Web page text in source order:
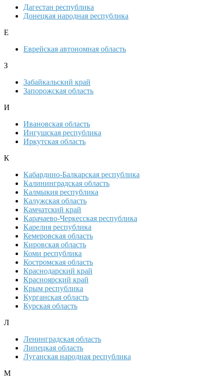
Дагестан республика
Донецкая народная республика
Е
Еврейская автономная область
З
Забайкальский край
Запорожская область
И
Ивановская область
Ингушская республика
Иркутская область
К
Кабардино-Балкарская республика
Калининградская область
Калмыкия республика
Калужская область
Камчатский край
Карачаево-Черкесская республика
Карелия республика
Кемеровская область
Кировская область
Коми республика
Костромская область
Краснодарский край
Красноярский край
Крым республика
Курганская область
Курская область
Л
Ленинградская область
Липецкая область
Луганская народная республика
М